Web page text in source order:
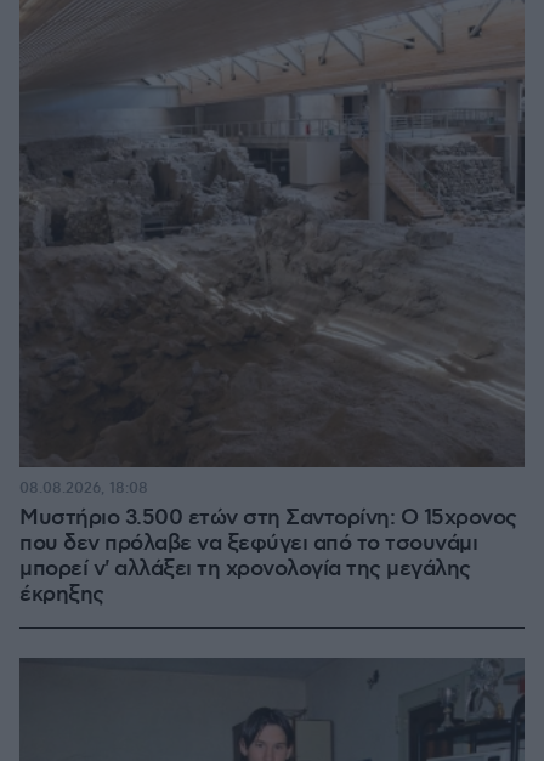
Μυστήριο 3.500 ετών στη Σαντορίνη: Ο 15χρονος
που δεν πρόλαβε να ξεφύγει από το τσουνάμι
μπορεί ν' αλλάξει τη χρονολογία της μεγάλης
έκρηξης
08.08.2026, 18:08